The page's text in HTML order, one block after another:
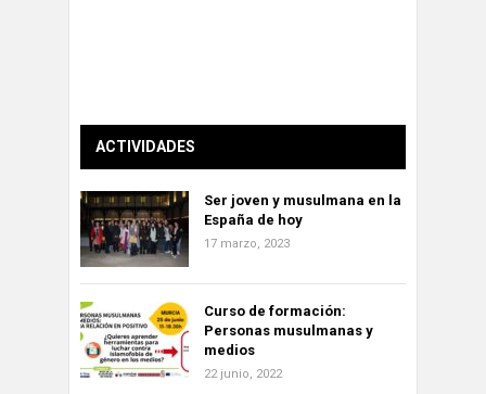
ACTIVIDADES
Ser joven y musulmana en la
España de hoy
17 marzo, 2023
Curso de formación:
Personas musulmanas y
medios
22 junio, 2022